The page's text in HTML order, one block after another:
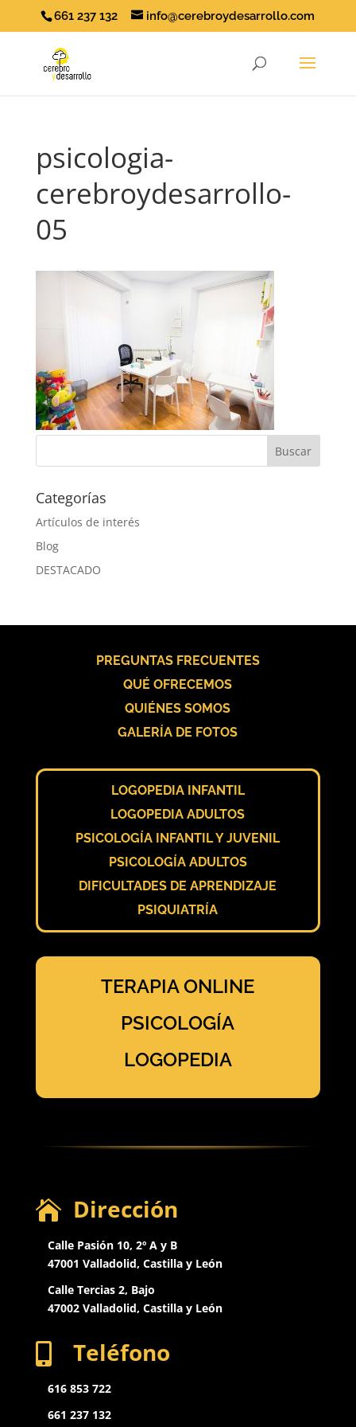
661 237 132 info@cerebroydesarrollo.com
psicologia-
cerebroydesarrollo-
05
Categorías
Artículos de interés
Blog
DESTACADO
PREGUNTAS FRECUENTES
QUÉ OFRECEMOS
QUIÉNES SOMOS
GALERÍA DE FOTOS
LOGOPEDIA INFANTIL
LOGOPEDIA ADULTOS
PSICOLOGÍA INFANTIL Y JUVENIL
PSICOLOGÍA ADULTOS
DIFICULTADES DE APRENDIZAJE
PSIQUIATRÍA
TERAPIA ONLINE
PSICOLOGÍA
LOGOPEDIA
 Dirección
Calle Pasión 10, 2º A y B
47001 Valladolid, Castilla y León
Calle Tercias 2, Bajo
47002 Valladolid, Castilla y León
 Teléfono
616 853 722
661 237 132